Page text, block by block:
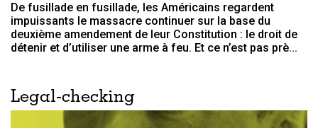
De fusillade en fusillade, les Américains regardent
impuissants le massacre continuer sur la base du
deuxième amendement de leur Constitution : le droit de
détenir et d’utiliser une arme à feu. Et ce n’est pas prè...
Legal-checking